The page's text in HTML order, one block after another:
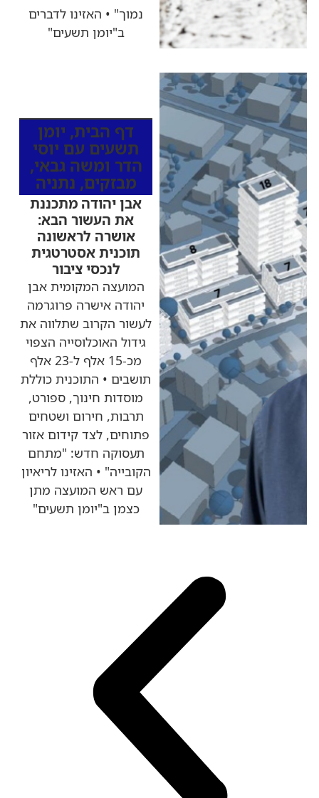
נמוך" • האזינו לדברים
ב"יומן תשעים"
דף הבית, יומן
תשעים עם יוסי
הדר ומשה גבאי,
מבזקים, נתניה
אבן יהודה מתכננת
את העשור הבא:
אושרה לראשונה
תוכנית אסטרטגית
לנכסי ציבור
המועצה המקומית אבן
יהודה אישרה פרוגרמה
לעשור הקרוב שתלווה את
גידול האוכלוסייה הצפוי
מכ-15 אלף ל-23 אלף
תושבים • התוכנית כוללת
מוסדות חינוך, ספורט,
תרבות, חירום ושטחים
פתוחים, לצד קידום אזור
תעסוקה חדש: "מתחם
הקובייה" • האזינו לריאיון
עם ראש המועצה מתן
כצמן ב"יומן תשעים"